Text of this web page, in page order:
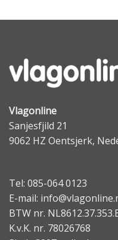
Vlagonline
Sanjesfjild 21
9062 HZ Oentsjerk,
Tel: 085-064 0123
E-mail:
BTW nr.
K.v.K. nr. 78026768